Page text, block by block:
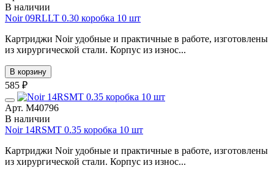
В наличии
Noir 09RLLT 0.30 коробка 10 шт
Картриджи Noir удобные и практичные в работе, изготовлены
из хирургической стали. Корпус из износ...
В корзину
585 ₽
Арт. М40796
В наличии
Noir 14RSMT 0.35 коробка 10 шт
Картриджи Noir удобные и практичные в работе, изготовлены
из хирургической стали. Корпус из износ...